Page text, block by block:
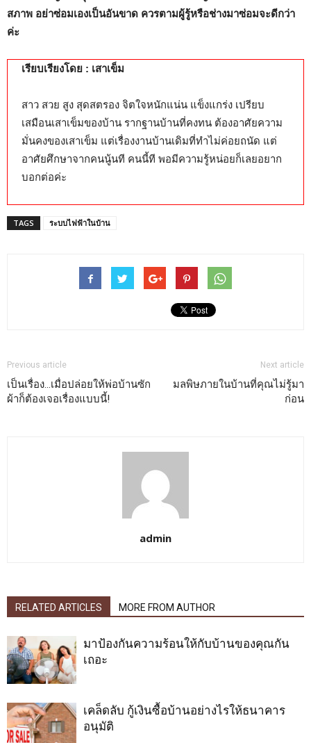
สภาพ อย่าซ่อมเองเป็นอันขาด ควรตามผู้รู้หรือช่างมาซ่อมจะดีกว่า
ค่ะ
เรียบเรียงโดย : เสาเข็ม
สาว สวย สูง สุดสตรอง จิตใจหนักแน่น แข็งแกร่ง เปรียบ
เสมือนเสาเข็มของบ้าน รากฐานบ้านที่คงทน ต้องอาศัยความ
มั่นคงของเสาเข็ม แต่เรื่องงานบ้านเดิมที่ทำไม่ค่อยถนัด แต่
อาศัยศึกษาจากคนนู้นที คนนี้ที พอมีความรู้หน่อยก็เลยอยาก
บอกต่อค่ะ
TAGS ระบบไฟฟ้าในบ้าน
Previous article
เป็นเรื่อง…เมื่อปล่อยให้พ่อบ้านซัก
ผ้าก็ต้องเจอเรื่องแบบนี้!
Next article
มลพิษภายในบ้านที่คุณไม่รู้มา
ก่อน
admin
RELATED ARTICLES MORE FROM AUTHOR
มาป้องกันความร้อนให้กับบ้านของคุณกัน
เถอะ
เคล็ดลับ กู้เงินซื้อบ้านอย่างไรให้ธนาคาร
อนุมัติ